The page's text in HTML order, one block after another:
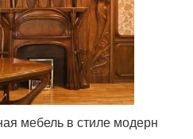
мебель в стиле модерн